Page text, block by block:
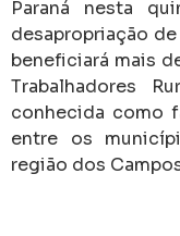
Paraná nesta
desapropriação
beneficiará mais
Trabalhadores
conhecida como
entre os
região dos